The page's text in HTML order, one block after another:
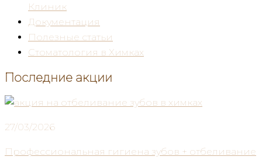
Клиник
Документация
Полезные статьи
Стоматология в Химках
Последние акции
27/03/2026
Профессиональная гигиена зубов + отбеливание